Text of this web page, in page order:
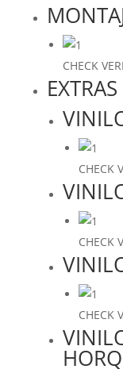
CHECK
EXTRAS
CHECK
CHECK
CHECK